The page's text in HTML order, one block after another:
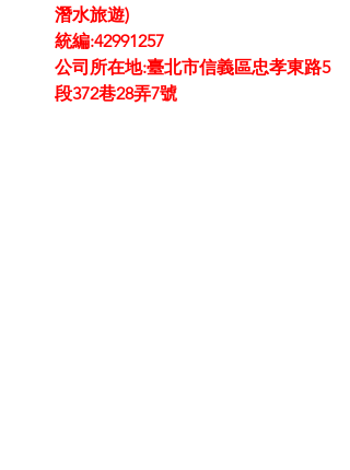
潛水旅遊)
統編:42991257
公司所在地:臺北市信義區忠孝東路5
段372巷28弄7號